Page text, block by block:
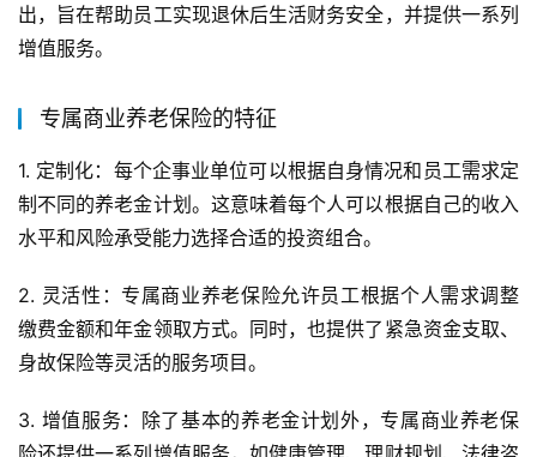
出，旨在帮助员工实现退休后生活财务安全，并提供一系列
增值服务。
专属商业养老保险的特征
1. 定制化：每个企事业单位可以根据自身情况和员工需求定
制不同的养老金计划。这意味着每个人可以根据自己的收入
水平和风险承受能力选择合适的投资组合。
2. 灵活性：专属商业养老保险允许员工根据个人需求调整
缴费金额和年金领取方式。同时，也提供了紧急资金支取、
身故保险等灵活的服务项目。
3. 增值服务：除了基本的养老金计划外，专属商业养老保